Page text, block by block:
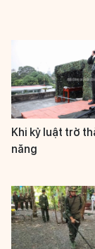
Khi kỷ luật trở
năng